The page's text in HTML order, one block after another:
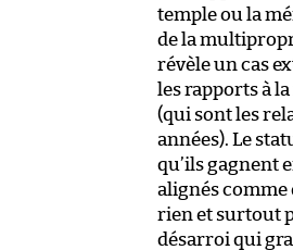
temple ou la
de la
révèle un cas
les rapports à
(qui sont les
années). Le
qu’ils gagnent
alignés comme
rien et surtout
désarroi qui